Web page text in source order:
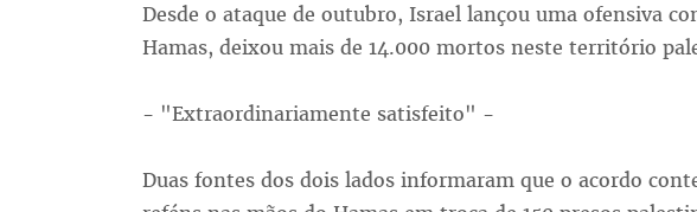
Desde o ataque de outubro, Israel lançou uma ofensiva
Hamas, deixou mais de 14.000 mortos neste território
- "Extraordinariamente satisfeito" -
Duas fontes dos dois lados informaram que o acordo